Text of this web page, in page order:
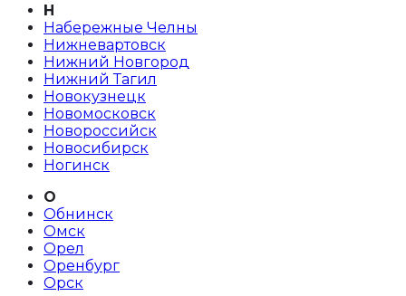
Н
Набережные Челны
Нижневартовск
Нижний Новгород
Нижний Тагил
Новокузнецк
Новомосковск
Новороссийск
Новосибирск
Ногинск
О
Обнинск
Омск
Орел
Оренбург
Орск